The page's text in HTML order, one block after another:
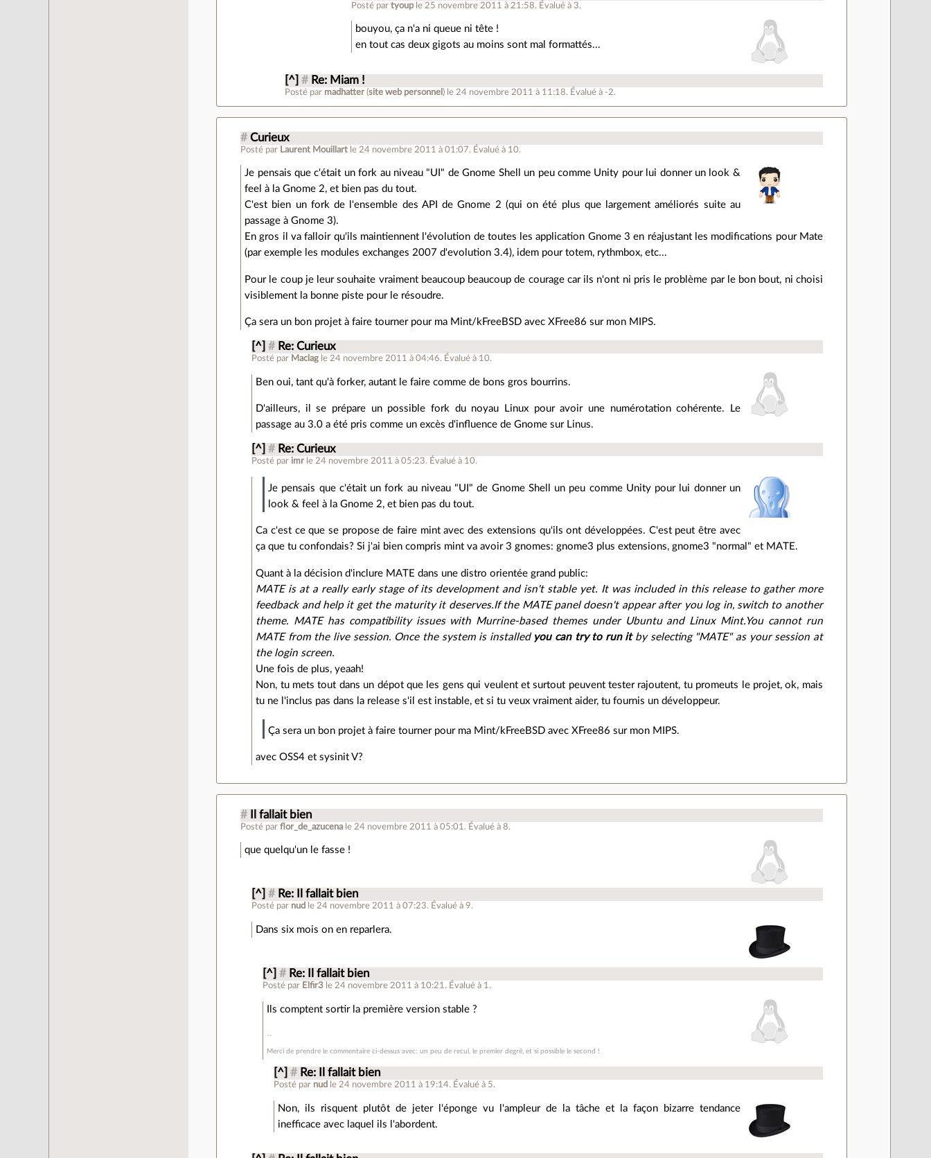
Posté partyoup le 25 novembre 2011 à 21:58. Évalué à 3.
bouyou, ça n'a ni queue ni tête !
en tout cas deux gigots au moins sont mal formattés...
[^] # Re: Miam !
Posté par madhatter (site web personnel ) le 24 novembre 2011 à 11:18. Évalué à -2.
# Curieux
Posté par Laurent Mouillart le 24 novembre 2011 à 01:07. Évalué à 10.
Je pensais que c'était un fork au niveau "UI" de Gnome Shell un peu comme Unity pour lui donner un look &
feel à la Gnome 2, et bien pas du tout.
C'est bien un fork de l'ensemble des API de Gnome 2 (qui on été plus que largement améliorés suite au
passage à Gnome 3).
En gros il va falloir qu'ils maintiennent l'évolution de toutes les application Gnome 3 en réajustant les modifications pour Mate
(par exemple les modules exchanges 2007 d'evolution 3.4), idem pour totem, rythmbox, etc...
Pour le coup je leur souhaite vraiment beaucoup beaucoup de courage car ils n'ont ni pris le problème par le bon bout, ni choisi
visiblement la bonne piste pour le résoudre.
Ça sera un bon projet à faire tourner pour ma Mint/kFreeBSD avec XFree86 sur mon MIPS.
[^] # Re: Curieux
Posté par Maclag le 24 novembre 2011 à 04:46. Évalué à 10.
Ben oui, tant qu'à forker, autant le faire comme de bons gros bourrins.
D'ailleurs, il se prépare un possible fork du noyau Linux pour avoir une numérotation cohérente. Le
passage au 3.0 a été pris comme un excès d'influence de Gnome sur Linus.
[^] # Re: Curieux
Posté par imr le 24 novembre 2011 à 05:23. Évalué à 10.
Je pensais que c'était un fork au niveau "UI" de Gnome Shell un peu comme Unity pour lui donner un
look & feel à la Gnome 2, et bien pas du tout.
Ca c'est ce que se propose de faire mint avec des extensions qu'ils ont développées. C'est peut être avec
ça que tu confondais? Si j'ai bien compris mint va avoir 3 gnomes: gnome3 plus extensions, gnome3 "normal" et MATE.
Quant à la décision d'inclure MATE dans une distro orientée grand public:
MATE is at a really early stage of its development and isn't stable yet. It was included in this release to gather more
feedback and help it get the maturity it deserves.If the MATE panel doesn't appear after you log in, switch to another
theme. MATE has compatibility issues with Murrine-based themes under Ubuntu and Linux Mint.You cannot run
MATE from the live session. Once the system is installed you can try to run itby selecting "MATE" as your session at
the login screen.
Une fois de plus, yeaah!
Non, tu mets tout dans un dépot que les gens qui veulent et surtout peuvent tester rajoutent, tu promeuts le projet, ok, mais
tu ne l'inclus pas dans la release s'il est instable, et si tu veux vraiment aider, tu fournis un développeur.
Ça sera un bon projet à faire tourner pour ma Mint/kFreeBSD avec XFree86 sur mon MIPS.
avec OSS4 et sysinit V?
# Il fallait bien
Posté parflor_de_azucena le 24 novembre 2011 à 05:01 . Évalué à8.
que quelqu'un le fasse !
[^] # Re: Il fallait bien
Posté par nud le 24 novembre 2011 à 07:23. Évalué à9.
Dans six mois on en reparlera.
[^] # Re: Il fallait bien
Posté par Elfir3 le 24 novembre 2011 à 10:21 . Évalué à 1 .
Ils comptent sortir la première version stable ?
Merci de prendre le commentaire ci-dessus avec: un peu de recul, le premier degré, et si possible le second !
[^] # Re: Il fallait bien
Posté par nud le 24 novembre 2011 à 19:14. Évalué à 5.
Non, ils risquent plutôt de jeter l'éponge vu l'ampleur de la tâche et la façon bizarre tendance
inefficace avec laquel ils l'abordent.